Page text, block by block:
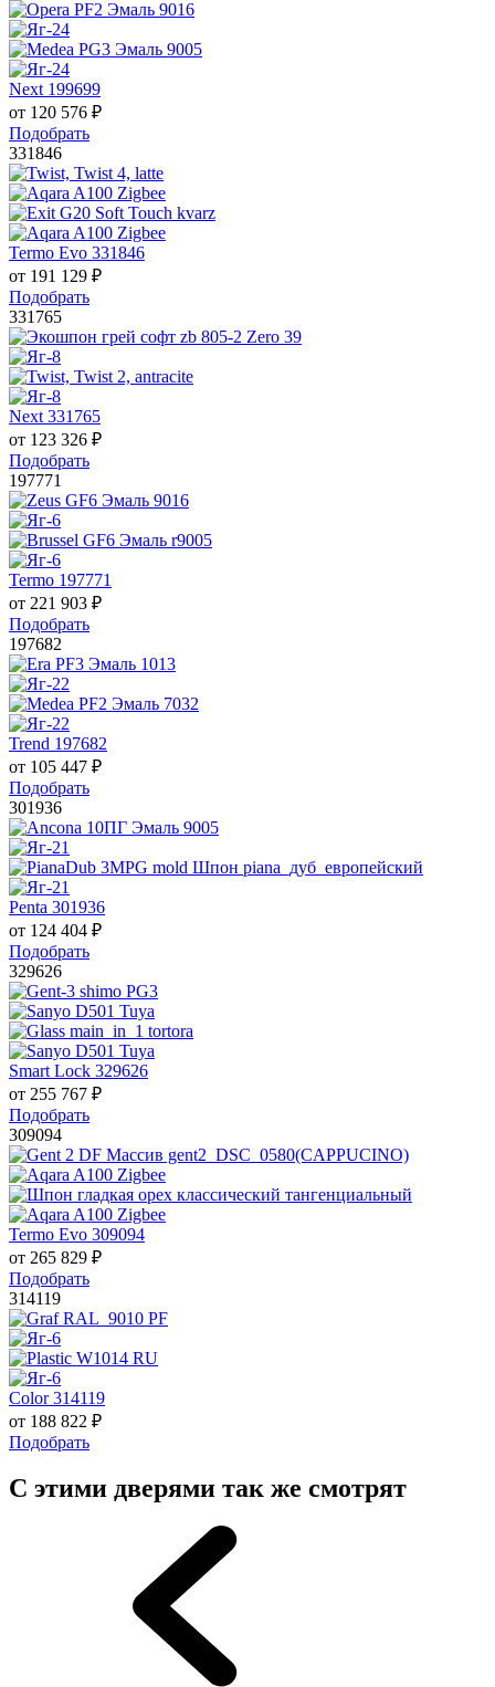
Next 199699
от 120 576 ₽
Подобрать
331846
Termo Evo 331846
от 191 129 ₽
Подобрать
331765
Next 331765
от 123 326 ₽
Подобрать
197771
Termo 197771
от 221 903 ₽
Подобрать
197682
Trend 197682
от 105 447 ₽
Подобрать
301936
Penta 301936
от 124 404 ₽
Подобрать
329626
Smart Lock 329626
от 255 767 ₽
Подобрать
309094
Termo Evo 309094
от 265 829 ₽
Подобрать
314119
Color 314119
от 188 822 ₽
Подобрать
С этими дверями так же смотрят